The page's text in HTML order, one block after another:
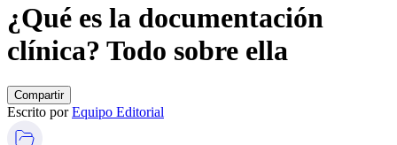
¿Qué es la documentación
clínica? Todo sobre ella
Compartir
Escrito porEquipo Editorial